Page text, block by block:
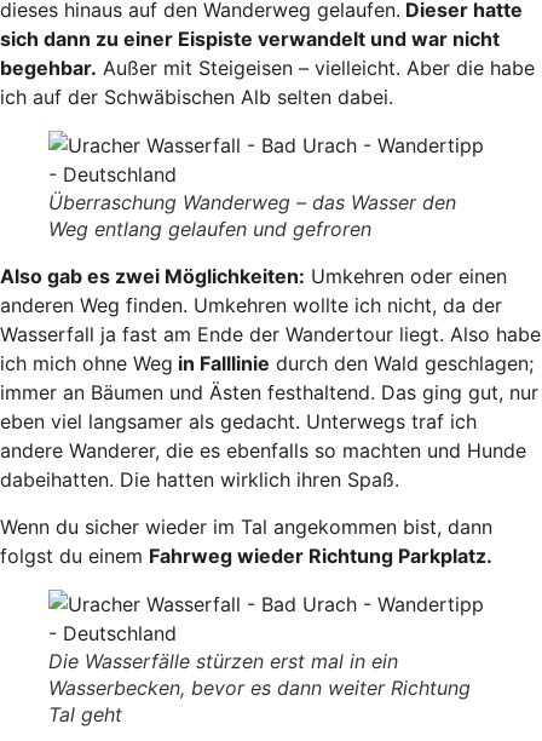
dieses hinaus auf den Wanderweg gelaufen. Dieser hatte
sich dann zu einer Eispiste verwandelt und war nicht
begehbar. Außer mit Steigeisen – vielleicht. Aber die habe
ich auf der Schwäbischen Alb selten dabei.
Überraschung Wanderweg – das Wasser den
Weg entlang gelaufen und gefroren
Also gab es zwei Möglichkeiten: Umkehren oder einen
anderen Weg finden. Umkehren wollte ich nicht, da der
Wasserfall ja fast am Ende der Wandertour liegt. Also habe
ich mich ohne Weg in Falllinie durch den Wald geschlagen;
immer an Bäumen und Ästen festhaltend. Das ging gut, nur
eben viel langsamer als gedacht. Unterwegs traf ich
andere Wanderer, die es ebenfalls so machten und Hunde
dabeihatten. Die hatten wirklich ihren Spaß.
Wenn du sicher wieder im Tal angekommen bist, dann
folgst du einem Fahrweg wieder Richtung Parkplatz.
Die Wasserfälle stürzen erst mal in ein
Wasserbecken, bevor es dann weiter Richtung
Tal geht